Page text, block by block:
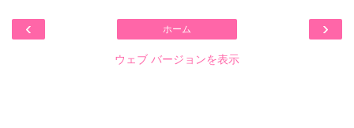
‹ ›
ホーム
ウェブ バージョンを表示